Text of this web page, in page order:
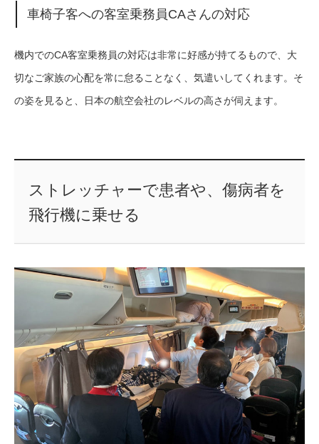
車椅子客への客室乗務員CAさんの対応
機内でのCA客室乗務員の対応は非常に好感が持てるもので、大
切なご家族の心配を常に怠ることなく、気遣いしてくれます。そ
の姿を見ると、日本の航空会社のレベルの高さが伺えます。
ストレッチャーで患者や、傷病者を
飛行機に乗せる